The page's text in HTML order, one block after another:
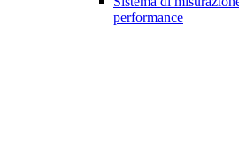
performance